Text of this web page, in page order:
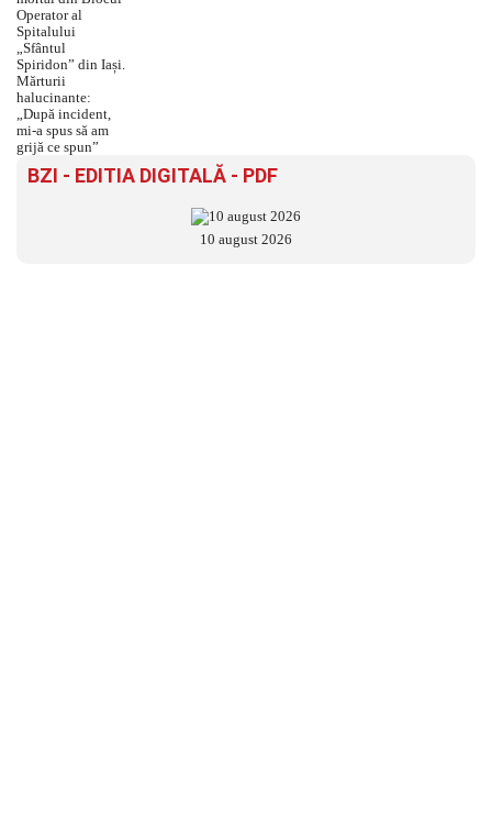
BZI - EDITIA DIGITALĂ - PDF
10 august 2026